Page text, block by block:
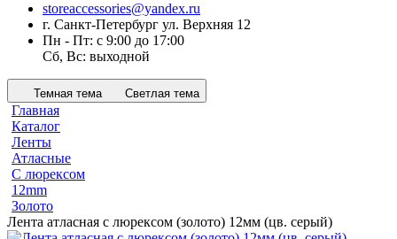
storeaccessories@yandex.ru
г. Санкт-Петербург ул. Верхняя 12
Пн - Пт: с 9:00 до 17:00
Сб, Вс: выходной
Темная тема Светлая тема
Главная
Каталог
Ленты
Атласные
С люрексом
12mm
Золото
Лента атласная с люрексом (золото) 12мм (цв. серый)